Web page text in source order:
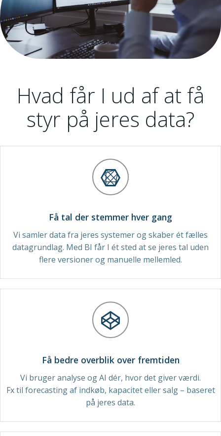
Hvad får I ud af at få
styr på jeres data?
Få tal der stemmer hver gang
Vi samler data fra jeres systemer og skaber ét fælles
datagrundlag. Med BI får I ét sted at se jeres tal uden
flere versioner og manuelle mellemled.
Få bedre overblik over fremtiden
Vi bruger analyse og AI dér, hvor det giver værdi.
Fx til forecasting af indkøb, kapacitet eller salg – baseret
på jeres data.